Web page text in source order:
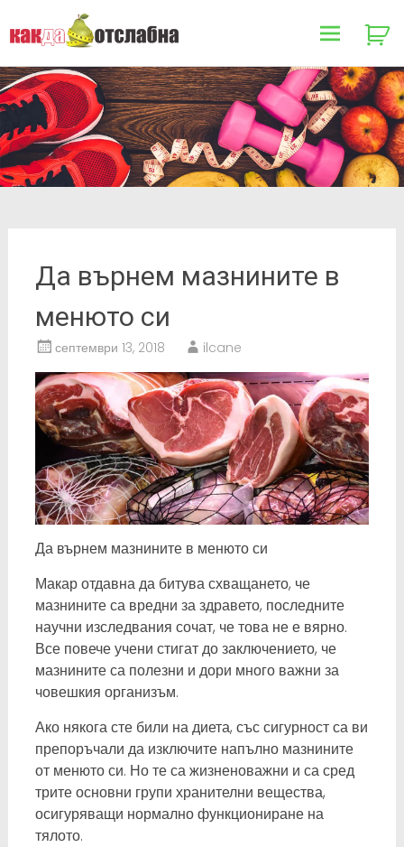
Как да отслабна
Skip
to
content
Да върнем мазнините в
менюто си
септември 13, 2018 ilcane
Да върнем мазнините в менюто си
Макар отдавна да битува схващането, че
мазнините са вредни за здравето, последните
научни изследвания сочат, че това не е вярно.
Все повече учени стигат до заключението, че
мазнините са полезни и дори много важни за
човешкия организъм.
Ако някога сте били на диета, със сигурност са ви
препоръчали да изключите напълно мазнините
от менюто си. Но те са жизненоважни и са сред
трите основни групи хранителни вещества,
осигуряващи нормално функциониране на
тялото.